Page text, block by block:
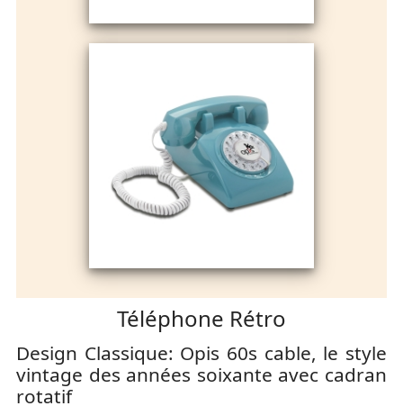
Téléphone Rétro
Design Classique: Opis 60s cable, le style
vintage des années soixante avec cadran
rotatif